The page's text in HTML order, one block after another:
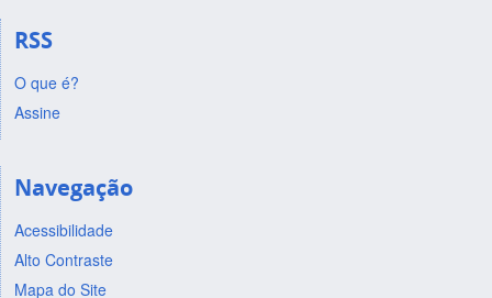
RSS
O que é?
Assine
Navegação
Acessibilidade
Alto Contraste
Mapa do Site